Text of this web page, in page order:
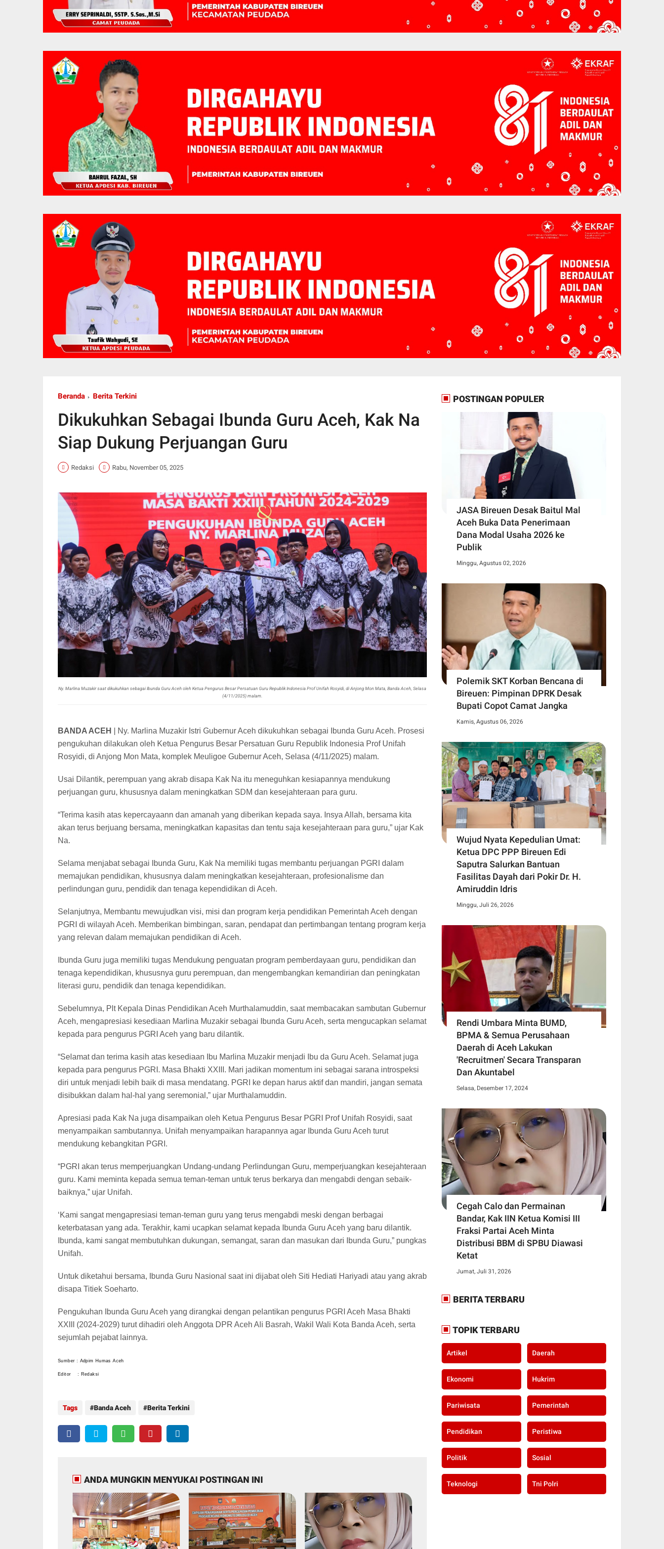
Beranda Berita Terkini
Dikukuhkan Sebagai Ibunda Guru Aceh, Kak Na
Siap Dukung Perjuangan Guru
Redaksi Rabu, November 05, 2025
Ny. Marlina Muzakir saat dikukuhkan sebagai Ibunda Guru Aceh oleh Ketua Pengurus Besar Persatuan Guru Republik Indonesia Prof Unifah Rosyidi, di Anjong Mon Mata, Banda Aceh, Selasa
(4/11/2025) malam.
BANDA ACEH
Ny. Marlina Muzakir Istri Gubernur Aceh dikukuhkan sebagai Ibunda Guru Aceh. Prosesi
pengukuhan dilakukan oleh Ketua Pengurus Besar Persatuan Guru Republik Indonesia Prof Unifah
Rosyidi, di Anjong Mon Mata, komplek Meuligoe Gubernur Aceh, Selasa (4/11/2025) malam.
Usai Dilantik, perempuan yang akrab disapa Kak Na itu meneguhkan kesiapannya mendukung
perjuangan guru, khususnya dalam meningkatkan SDM dan kesejahteraan para guru.
“Terima kasih atas kepercayaann dan amanah yang diberikan kepada saya. Insya Allah, bersama kita
akan terus berjuang bersama, meningkatkan kapasitas dan tentu saja kesejahteraan para guru,” ujar Kak
Na.
Selama menjabat sebagai Ibunda Guru, Kak Na memiliki tugas membantu perjuangan PGRI dalam
memajukan pendidikan, khususnya dalam meningkatkan kesejahteraan, profesionalisme dan
perlindungan guru, pendidik dan tenaga kependidikan di Aceh.
Selanjutnya, Membantu mewujudkan visi, misi dan program kerja pendidikan Pemerintah Aceh dengan
PGRI di wilayah Aceh. Memberikan bimbingan, saran, pendapat dan pertimbangan tentang program kerja
yang relevan dalam memajukan pendidikan di Aceh.
Ibunda Guru juga memiliki tugas Mendukung penguatan program pemberdayaan guru, pendidikan dan
tenaga kependidikan, khususnya guru perempuan, dan mengembangkan kemandirian dan peningkatan
literasi guru, pendidik dan tenaga kependidikan.
Sebelumnya, Plt Kepala Dinas Pendidikan Aceh Murthalamuddin, saat membacakan sambutan Gubernur
Aceh, mengapresiasi kesediaan Marlina Muzakir sebagai Ibunda Guru Aceh, serta mengucapkan selamat
kepada para pengurus PGRI Aceh yang baru dilantik.
“Selamat dan terima kasih atas kesediaan Ibu Marlina Muzakir menjadi Ibu da Guru Aceh. Selamat juga
kepada para pengurus PGRI. Masa Bhakti XXIII. Mari jadikan momentum ini sebagai sarana introspeksi
diri untuk menjadi lebih baik di masa mendatang. PGRI ke depan harus aktif dan mandiri, jangan semata
disibukkan dalam hal-hal yang seremonial,” ujar Murthalamuddin.
Apresiasi pada Kak Na juga disampaikan oleh Ketua Pengurus Besar PGRI Prof Unifah Rosyidi, saat
menyampaikan sambutannya. Unifah menyampaikan harapannya agar Ibunda Guru Aceh turut
mendukung kebangkitan PGRI.
“PGRI akan terus memperjuangkan Undang-undang Perlindungan Guru, memperjuangkan kesejahteraan
guru. Kami meminta kepada semua teman-teman untuk terus berkarya dan mengabdi dengan sebaik-
baiknya,” ujar Unifah.
‘Kami sangat mengapresiasi teman-teman guru yang terus mengabdi meski dengan berbagai
keterbatasan yang ada. Terakhir, kami ucapkan selamat kepada Ibunda Guru Aceh yang baru dilantik.
Ibunda, kami sangat membutuhkan dukungan, semangat, saran dan masukan dari Ibunda Guru,” pungkas
Unifah.
Untuk diketahui bersama, Ibunda Guru Nasional saat ini dijabat oleh Siti Hediati Hariyadi atau yang akrab
disapa Titiek Soeharto.
Pengukuhan Ibunda Guru Aceh yang dirangkai dengan pelantikan pengurus PGRI Aceh Masa Bhakti
XXIII (2024-2029) turut dihadiri oleh Anggota DPR Aceh Ali Basrah, Wakil Wali Kota Banda Aceh, serta
sejumlah pejabat lainnya.
Sumber : Adpim Humas Aceh
Editor : Redaksi
Tags Banda Aceh Berita Terkini
ANDA MUNGKIN MENYUKAI POSTINGAN INI
POSTINGAN POPULER
JASA Bireuen Desak Baitul Mal
Aceh Buka Data Penerimaan
Dana Modal Usaha 2026 ke
Publik
Minggu, Agustus 02, 2026
Polemik SKT Korban Bencana di
Bireuen: Pimpinan DPRK Desak
Bupati Copot Camat Jangka
Kamis, Agustus 06, 2026
Wujud Nyata Kepedulian Umat:
Ketua DPC PPP Bireuen Edi
Saputra Salurkan Bantuan
Fasilitas Dayah dari Pokir Dr. H.
Amiruddin Idris
Minggu, Juli 26, 2026
Rendi Umbara Minta BUMD,
BPMA & Semua Perusahaan
Daerah di Aceh Lakukan
'Recruitmen' Secara Transparan
Dan Akuntabel
Selasa, Desember 17, 2024
Cegah Calo dan Permainan
Bandar, Kak IIN Ketua Komisi III
Fraksi Partai Aceh Minta
Distribusi BBM di SPBU Diawasi
Ketat
Jumat, Juli 31, 2026
BERITA TERBARU
TOPIK TERBARU
Artikel Daerah
Ekonomi Hukrim
Pariwisata Pemerintah
Pendidikan Peristiwa
Politik Sosial
Teknologi Tni Polri